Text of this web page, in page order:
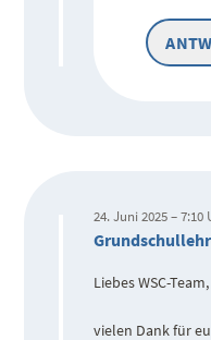
24. Juni 2025 – 7:10
Liebes WSC-Team,
vielen Dank für